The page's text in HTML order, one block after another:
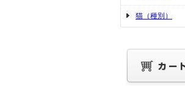
猫（種別）